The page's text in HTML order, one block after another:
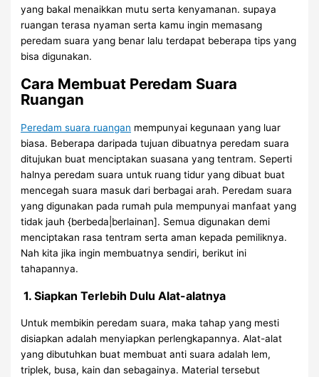
yang bakal menaikkan mutu serta kenyamanan. supaya
ruangan terasa nyaman serta kamu ingin memasang
peredam suara yang benar lalu terdapat beberapa tips yang
bisa digunakan.
Cara Membuat Peredam Suara
Ruangan
Peredam suara ruangan mempunyai kegunaan yang luar
biasa. Beberapa daripada tujuan dibuatnya peredam suara
ditujukan buat menciptakan suasana yang tentram. Seperti
halnya peredam suara untuk ruang tidur yang dibuat buat
mencegah suara masuk dari berbagai arah. Peredam suara
yang digunakan pada rumah pula mempunyai manfaat yang
tidak jauh {berbeda|berlainan]. Semua digunakan demi
menciptakan rasa tentram serta aman kepada pemiliknya.
Nah kita jika ingin membuatnya sendiri, berikut ini
tahapannya.
1. Siapkan Terlebih Dulu Alat-alatnya
Untuk membikin peredam suara, maka tahap yang mesti
disiapkan adalah menyiapkan perlengkapannya. Alat-alat
yang dibutuhkan buat membuat anti suara adalah lem,
triplek, busa, kain dan sebagainya. Material tersebut